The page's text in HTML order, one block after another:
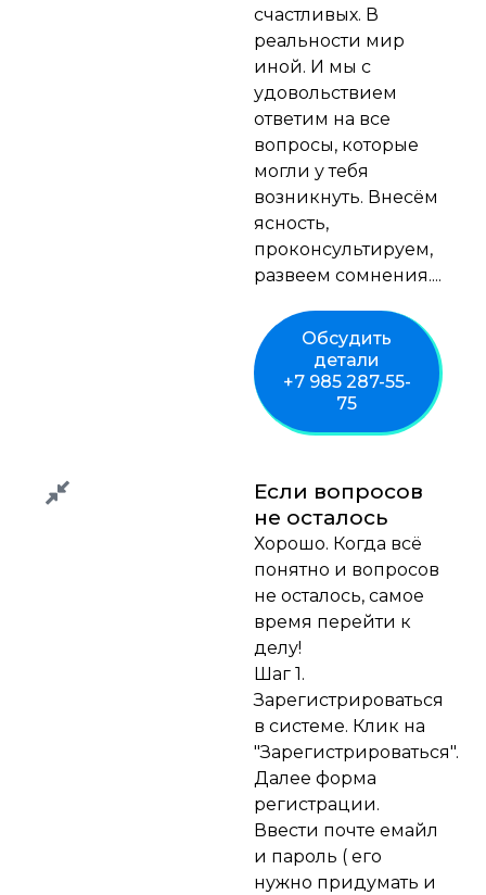
счастливых. В
реальности мир
иной. И мы с
удовольствием
ответим на все
вопросы, которые
могли у тебя
возникнуть. Внесём
ясность,
проконсультируем,
развеем сомнения....
Обсудить
детали
+7 985 287-55-
75
Если вопросов
не осталось
Хорошо. Когда всё
понятно и вопросов
не осталось, самое
время перейти к
делу!
Шаг 1.
Зарегистрироваться
в системе. Клик на
"Зарегистрироваться".
Далее форма
регистрации.
Ввести почте емайл
и пароль ( его
нужно придумать и